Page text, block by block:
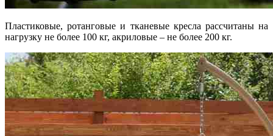
Пластиковые, ротанговые и тканевые кресла рассчитаны на
нагрузку не более 100 кг, акриловые – не более 200 кг.